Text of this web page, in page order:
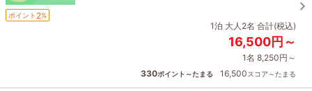
ポイント 2%
1泊 大人2名 合計(税込)
16,500円～
1名 8,250円～
330ポイント～たまる 16,500スコア～たまる